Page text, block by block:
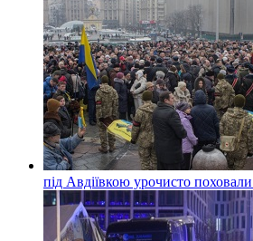
під Авдіївкою урочисто